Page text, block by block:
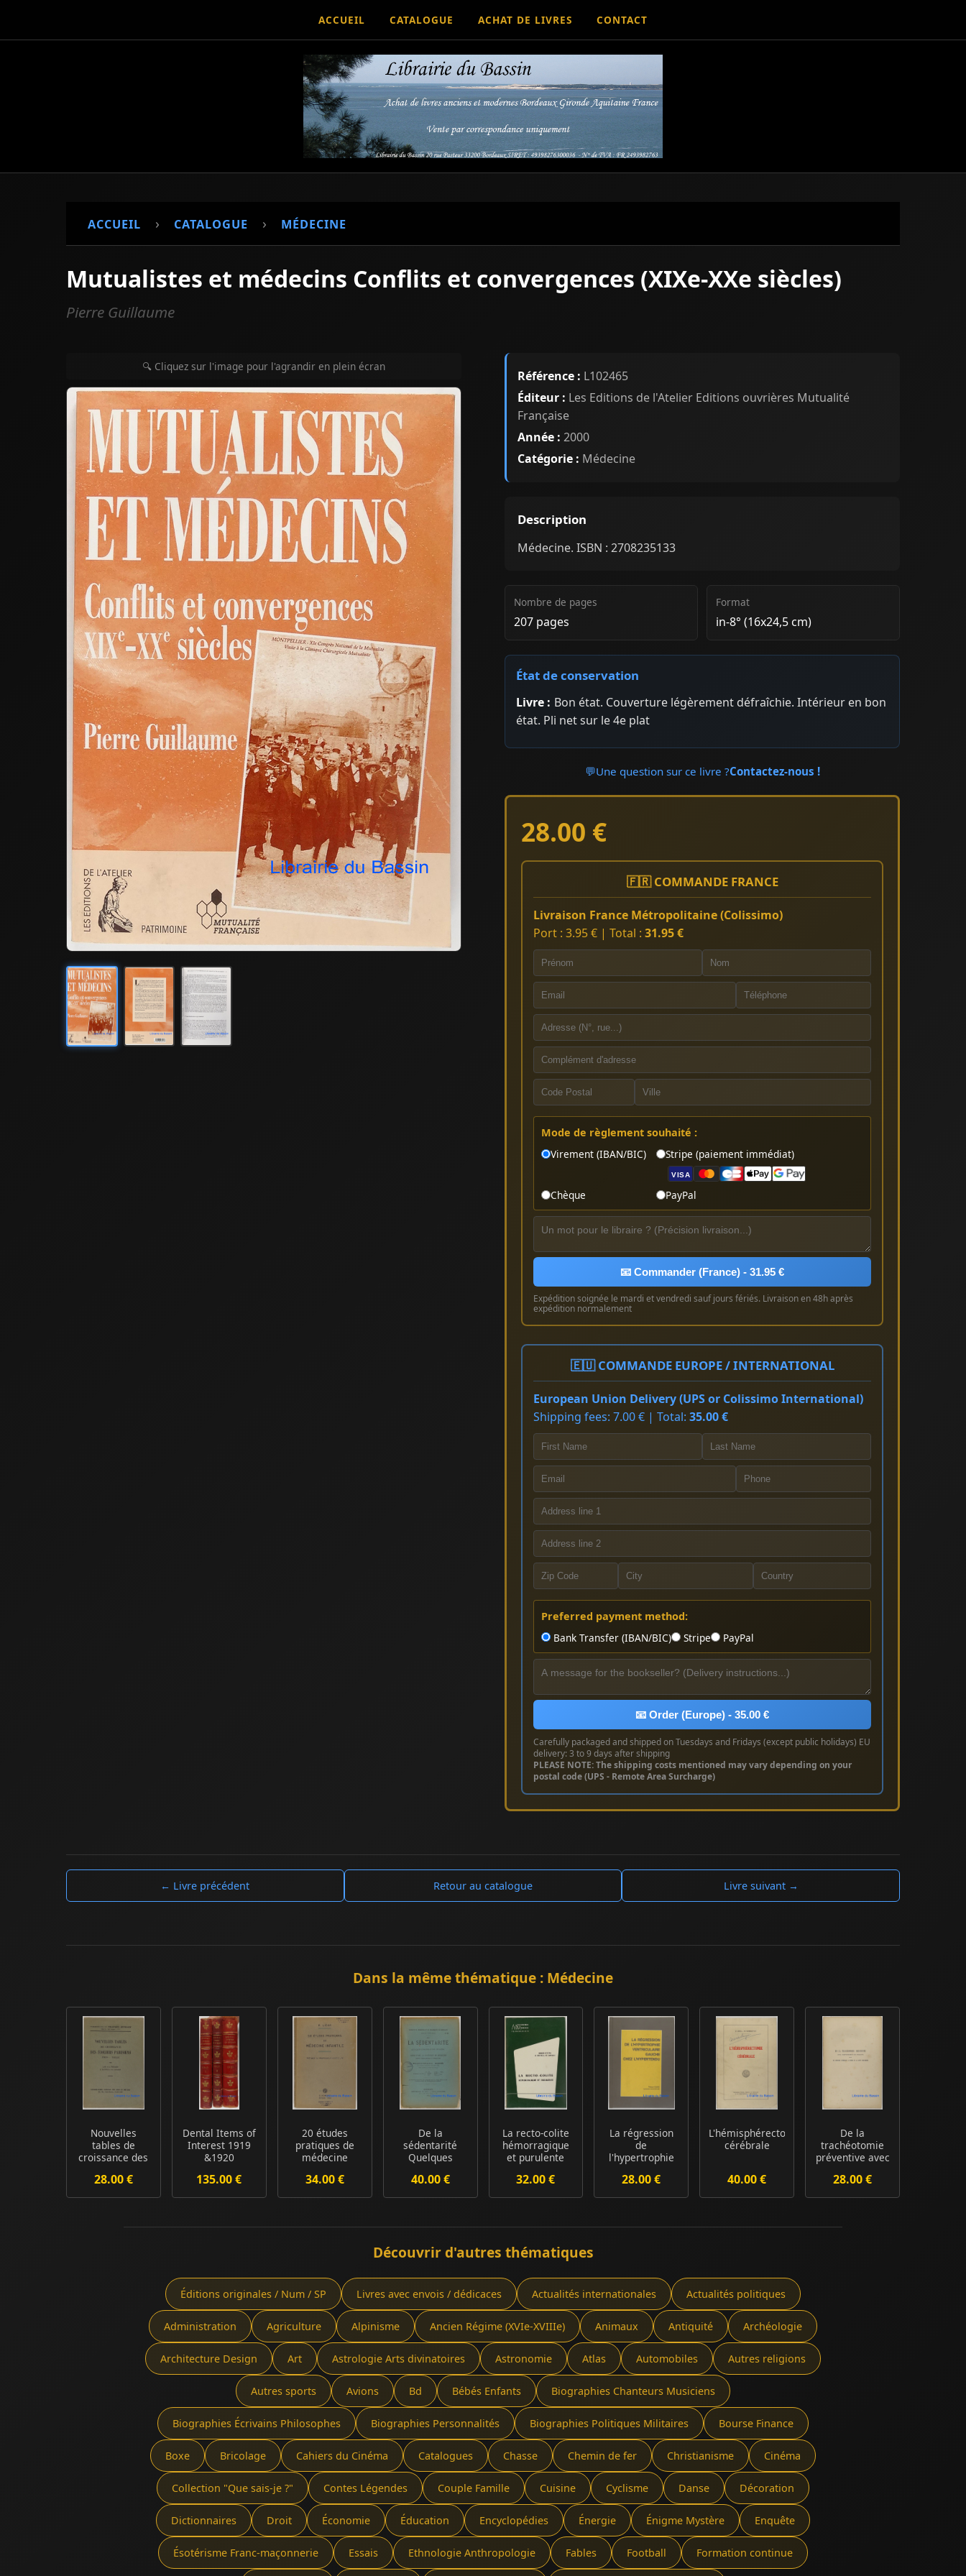
ACCUEIL CATALOGUE ACHAT DE LIVRES CONTACT
ACCUEIL › CATALOGUE › MÉDECINE
Mutualistes et médecins Conflits et convergences (XIXe-XXe siècles)
Pierre Guillaume
🔍 Cliquez sur l'image pour l'agrandir en plein écran
Référence : L102465
Éditeur : Les Editions de l'Atelier Editions ouvrières Mutualité
Française
Année : 2000
Catégorie : Médecine
Description
Médecine. ISBN : 2708235133
Nombre de pages
207 pages
Format
in-8° (16x24,5 cm)
État de conservation
Livre : Bon état. Couverture légèrement défraîchie. Intérieur en bon
état. Pli net sur le 4e plat
💬Une question sur ce livre ?Contactez-nous !
28.00 €
🇫🇷 COMMANDE FRANCE
Livraison France Métropolitaine (Colissimo)
Port : 3.95 € | Total : 31.95 €
Mode de règlement souhaité :
Virement (IBAN/BIC)
Stripe (paiement immédiat)
VISA
Chèque PayPal
📧 Commander (France) - 31.95 €
Expédition soignée le mardi et vendredi sauf jours fériés. Livraison en 48h après
expédition normalement
🇪🇺 COMMANDE EUROPE / INTERNATIONAL
European Union Delivery (UPS or Colissimo International)
Shipping fees: 7.00 € | Total: 35.00 €
Preferred payment method:
Bank Transfer (IBAN/BIC)
Stripe PayPal
📧 Order (Europe) - 35.00 €
Carefully packaged and shipped on Tuesdays and Fridays (except public holidays) EU
delivery: 3 to 9 days after shipping
PLEASE NOTE: The shipping costs mentioned may vary depending on your
postal code (UPS - Remote Area Surcharge)
← Livre précédent Retour au catalogue Livre suivant →
Dans la même thématique : Médecine
Nouvelles
tables de
croissance des
parisiens P...
28.00 €
Dental Items of
Interest 1919
&1920
135.00 €
20 études
pratiques de
médecine
34.00 €
De la
sédentarité
Quelques
d'hygiène
40.00 €
La recto-colite
hémorragique
et purulente
32.00 €
La régression
de
l'hypertrophie
gauche ch...
28.00 €
L'hémisphérectomie
cérébrale
40.00 €
De la
trachéotomie
préventive avec
du phar...
28.00 €
Découvrir d'autres thématiques
Éditions originales / Num / SP Livres avec envois / dédicaces Actualités internationales Actualités politiques
Administration Agriculture Alpinisme Ancien Régime (XVIe-XVIIIe) Animaux Antiquité Archéologie
Architecture Design Art Astrologie Arts divinatoires Astronomie Atlas Automobiles Autres religions
Autres sports Avions Bd Bébés Enfants Biographies Chanteurs Musiciens
Biographies Écrivains Philosophes Biographies Personnalités Biographies Politiques Militaires Bourse Finance
Boxe Bricolage Cahiers du Cinéma Catalogues Chasse Chemin de fer Christianisme Cinéma
Collection "Que sais-je ?" Contes Légendes Couple Famille Cuisine Cyclisme Danse Décoration
Dictionnaires Droit Économie Éducation Encyclopédies Énergie Énigme Mystère Enquête
Ésotérisme Franc-maçonnerie Essais Ethnologie Anthropologie Fables Football Formation continue